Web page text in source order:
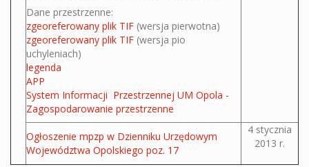
Dane przestrzenne:
zgeoreferowany plik TIF (wersja pierwotna)
zgeoreferowany plik TIF (wersja pio
uchyleniach)
legenda
APP
System Informacji Przestrzennej UM Opola -
Zagospodarowanie przestrzenne
Ogłoszenie mpzp w Dzienniku Urzędowym
Województwa Opolskiego poz. 17
4 stycznia
2013 r.